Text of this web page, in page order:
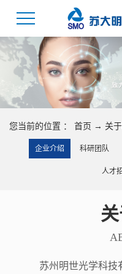
您当前的位置 ： 首页 → 关
企业介绍 科研团队
人才
苏州明世光学科技